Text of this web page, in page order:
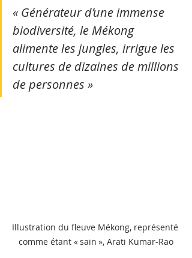
« Générateur d’une immense
biodiversité, le Mékong
alimente les jungles, irrigue les
cultures de dizaines de millions
de personnes »
Illustration du fleuve Mékong, représenté
comme étant « sain », Arati Kumar-Rao